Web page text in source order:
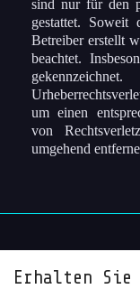
sind nur für den
gestattet.
Betreiber erstellt
beachtet.
um einen
von
umgehend
Erhalten Sie